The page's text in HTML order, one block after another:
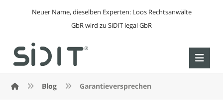
Neuer Name, dieselben Experten: Loos Rechtsanwälte
GbR wird zu SiDIT legal GbR
Blog Garantieversprechen